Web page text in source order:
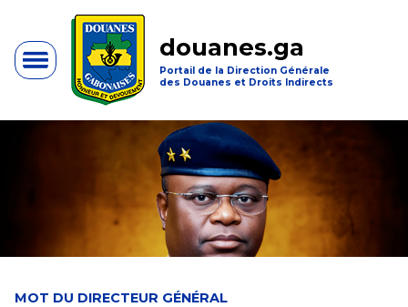
douanes.ga
Portail de la Direction Générale
des Douanes et Droits Indirects
MOT DU DIRECTEUR GÉNÉRAL